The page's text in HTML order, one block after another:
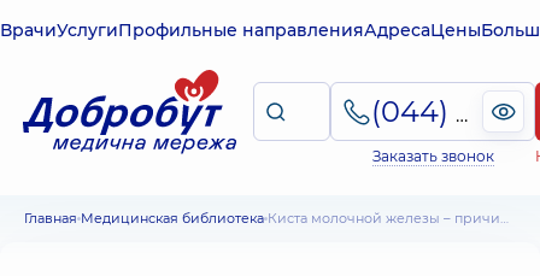
ВрачиУслугиПрофильные направленияАдресаЦены
(044) 495-2-888
Заказать звонок
Главная Медицинская библиотека Киста молочной железы – причины появления, виды и методы лечения